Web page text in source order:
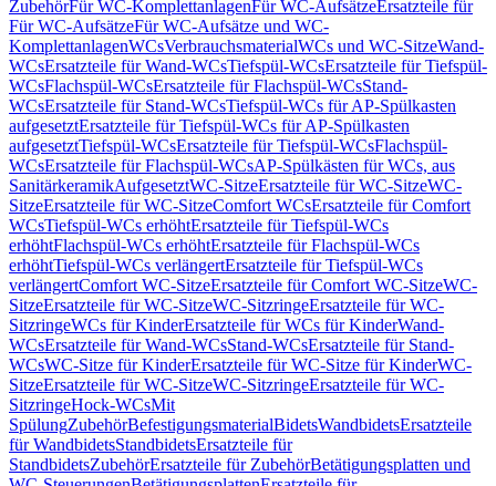
ZubehörFür WC-KomplettanlagenFür WC-AufsätzeErsatzteile für
Für WC-AufsätzeFür WC-Aufsätze und WC-
KomplettanlagenWCsVerbrauchsmaterialWCs und WC-SitzeWand-
WCsErsatzteile für Wand-WCsTiefspül-WCsErsatzteile für Tiefspül-
WCsFlachspül-WCsErsatzteile für Flachspül-WCsStand-
WCsErsatzteile für Stand-WCsTiefspül-WCs für AP-Spülkasten
aufgesetztErsatzteile für Tiefspül-WCs für AP-Spülkasten
aufgesetztTiefspül-WCsErsatzteile für Tiefspül-WCsFlachspül-
WCsErsatzteile für Flachspül-WCsAP-Spülkästen für WCs, aus
SanitärkeramikAufgesetztWC-SitzeErsatzteile für WC-SitzeWC-
SitzeErsatzteile für WC-SitzeComfort WCsErsatzteile für Comfort
WCsTiefspül-WCs erhöhtErsatzteile für Tiefspül-WCs
erhöhtFlachspül-WCs erhöhtErsatzteile für Flachspül-WCs
erhöhtTiefspül-WCs verlängertErsatzteile für Tiefspül-WCs
verlängertComfort WC-SitzeErsatzteile für Comfort WC-SitzeWC-
SitzeErsatzteile für WC-SitzeWC-SitzringeErsatzteile für WC-
SitzringeWCs für KinderErsatzteile für WCs für KinderWand-
WCsErsatzteile für Wand-WCsStand-WCsErsatzteile für Stand-
WCsWC-Sitze für KinderErsatzteile für WC-Sitze für KinderWC-
SitzeErsatzteile für WC-SitzeWC-SitzringeErsatzteile für WC-
SitzringeHock-WCsMit
SpülungZubehörBefestigungsmaterialBidetsWandbidetsErsatzteile
für WandbidetsStandbidetsErsatzteile für
StandbidetsZubehörErsatzteile für ZubehörBetätigungsplatten und